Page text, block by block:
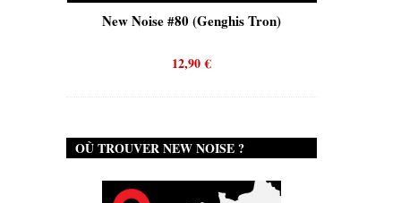
New Noise #80 (Genghis Tron)
12,90€
OÙ TROUVER NEW NOISE ?